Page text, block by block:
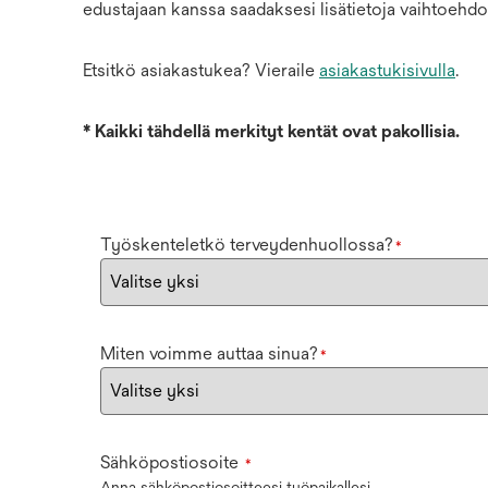
edustajaan kanssa saadaksesi lisätietoja
Etsitkö asiakastukea? Vieraile asiakastukisivulla.
* Kaikki tähdellä merkityt kentät ovat pakollisia.
Työskenteletkö terveydenhuollossa? *
Miten voimme auttaa sinua? *
Sähköpostiosoite *